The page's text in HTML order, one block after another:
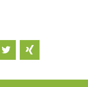
Facebook teilen
Twittern